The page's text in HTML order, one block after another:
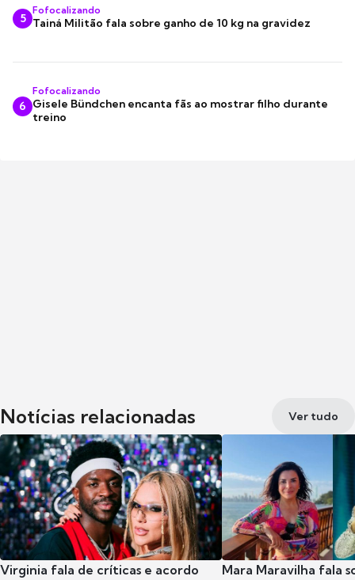
5
Fofocalizando
Tainá Militão fala sobre ganho de 10 kg na gravidez
6
Fofocalizando
Gisele Bündchen encanta fãs ao mostrar filho durante
treino
Notícias relacionadas Ver tudo
Virginia fala de críticas e acordo
Mara Maravilha fala